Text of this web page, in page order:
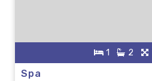
1 2
Spa